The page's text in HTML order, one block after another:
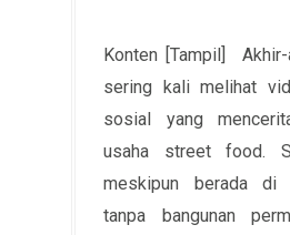
Konten [Tampil]
sering kali melihat
sosial yang
usaha street food.
meskipun berada di
tanpa bangunan